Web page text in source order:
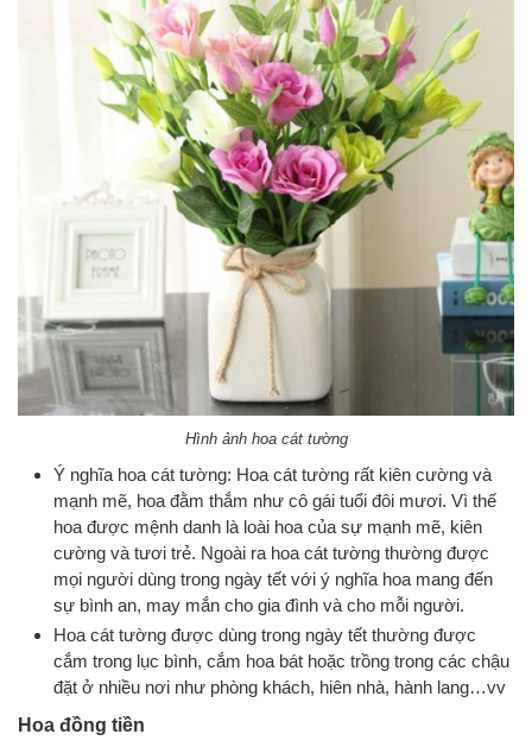
Hình ảnh hoa cát tường
Ý nghĩa hoa cát tường: Hoa cát tường rất kiên cường và
mạnh mẽ, hoa đằm thắm như cô gái tuổi đôi mươi. Vì thế
hoa được mệnh danh là loài hoa của sự mạnh mẽ, kiên
cường và tươi trẻ. Ngoài ra hoa cát tường thường được
mọi người dùng trong ngày tết với ý nghĩa hoa mang đến
sự bình an, may mắn cho gia đình và cho mỗi người.
Hoa cát tường được dùng trong ngày tết thường được
cắm trong lục bình, cắm hoa bát hoặc trồng trong các chậu
đặt ở nhiều nơi như phòng khách, hiên nhà, hành lang…vv
Hoa đồng tiền